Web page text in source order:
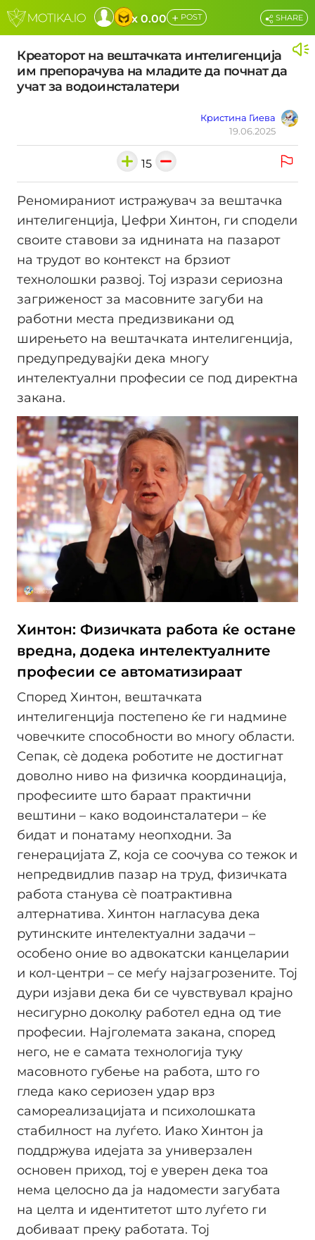
x 0.00 + POST
Креаторот на вештачката интелигенција
им препорачува на младите да почнат да
учат за водоинсталатери
Кристина Гиева
19.06.2025
SHARE
15
Реномираниот истражувач за вештачка
интелигенција, Џефри Хинтон, ги сподели
своите ставови за иднината на пазарот
на трудот во контекст на брзиот
технолошки развој. Тој изрази сериозна
загриженост за масовните загуби на
работни места предизвикани од
ширењето на вештачката интелигенција,
предупредувајќи дека многу
интелектуални професии се под директна
закана.
Хинтон: Физичката работа ќе остане
вредна, додека интелектуалните
професии се автоматизираат
Според Хинтон, вештачката
интелигенција постепено ќе ги надмине
човечките способности во многу области.
Сепак, сè додека роботите не достигнат
доволно ниво на физичка координација,
професиите што бараат практични
вештини – како водоинсталатери – ќе
бидат и понатаму неопходни. За
генерацијата Z, која се соочува со тежок и
непредвидлив пазар на труд, физичката
работа станува сè поатрактивна
алтернатива. Хинтон нагласува дека
рутинските интелектуални задачи –
особено оние во адвокатски канцеларии
и кол-центри – се меѓу најзагрозените. Тој
дури изјави дека би се чувствувал крајно
несигурно доколку работел една од тие
професии. Најголемата закана, според
него, не е самата технологија туку
масовното губење на работа, што го
гледа како сериозен удар врз
самореализацијата и психолошката
стабилност на луѓето. Иако Хинтон ја
поддржува идејата за универзален
основен приход, тој е уверен дека тоа
нема целосно да ја надомести загубата
на целта и идентитетот што луѓето ги
добиваат преку работата. Тој